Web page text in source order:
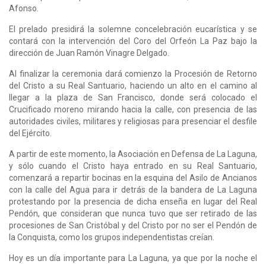
Afonso.
El prelado presidirá la solemne concelebración eucarística y se
contará con la intervención del Coro del Orfeón La Paz bajo la
dirección de Juan Ramón Vinagre Delgado.
Al finalizar la ceremonia dará comienzo la Procesión de Retorno
del Cristo a su Real Santuario, haciendo un alto en el camino al
llegar a la plaza de San Francisco, donde será colocado el
Crucificado moreno mirando hacia la calle, con presencia de las
autoridades civiles, militares y religiosas para presenciar el desfile
del Ejército.
A partir de este momento, la Asociación en Defensa de La Laguna,
y sólo cuando el Cristo haya entrado en su Real Santuario,
comenzará a repartir bocinas en la esquina del Asilo de Ancianos
con la calle del Agua para ir detrás de la bandera de La Laguna
protestando por la presencia de dicha enseña en lugar del Real
Pendón, que consideran que nunca tuvo que ser retirado de las
procesiones de San Cristóbal y del Cristo por no ser el Pendón de
la Conquista, como los grupos independentistas creían.
Hoy es un día importante para La Laguna, ya que por la noche el